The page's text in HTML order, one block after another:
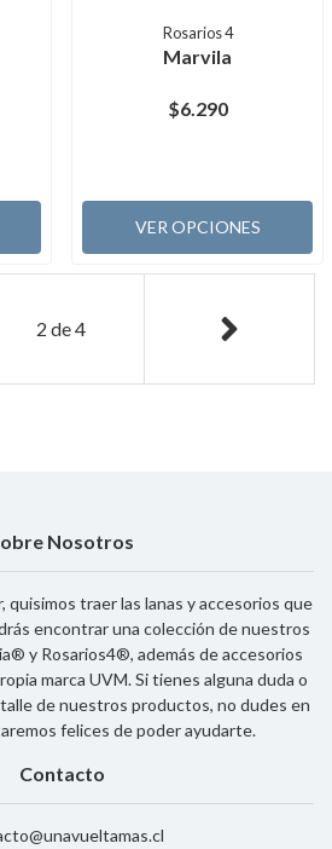
Rosarios 4
Marvila
$6.290
VER OPCIONES
2 de4
Nosotros
quisimos traer las lanas y accesorios que
encontrar una colección de nuestros
y Rosarios4®, además de accesorios
marca UVM. Si tienes alguna duda o
de nuestros productos, no dudes en
felices de poder ayudarte.
Contacto